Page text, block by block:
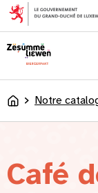
principal
AccueilNotre
Café